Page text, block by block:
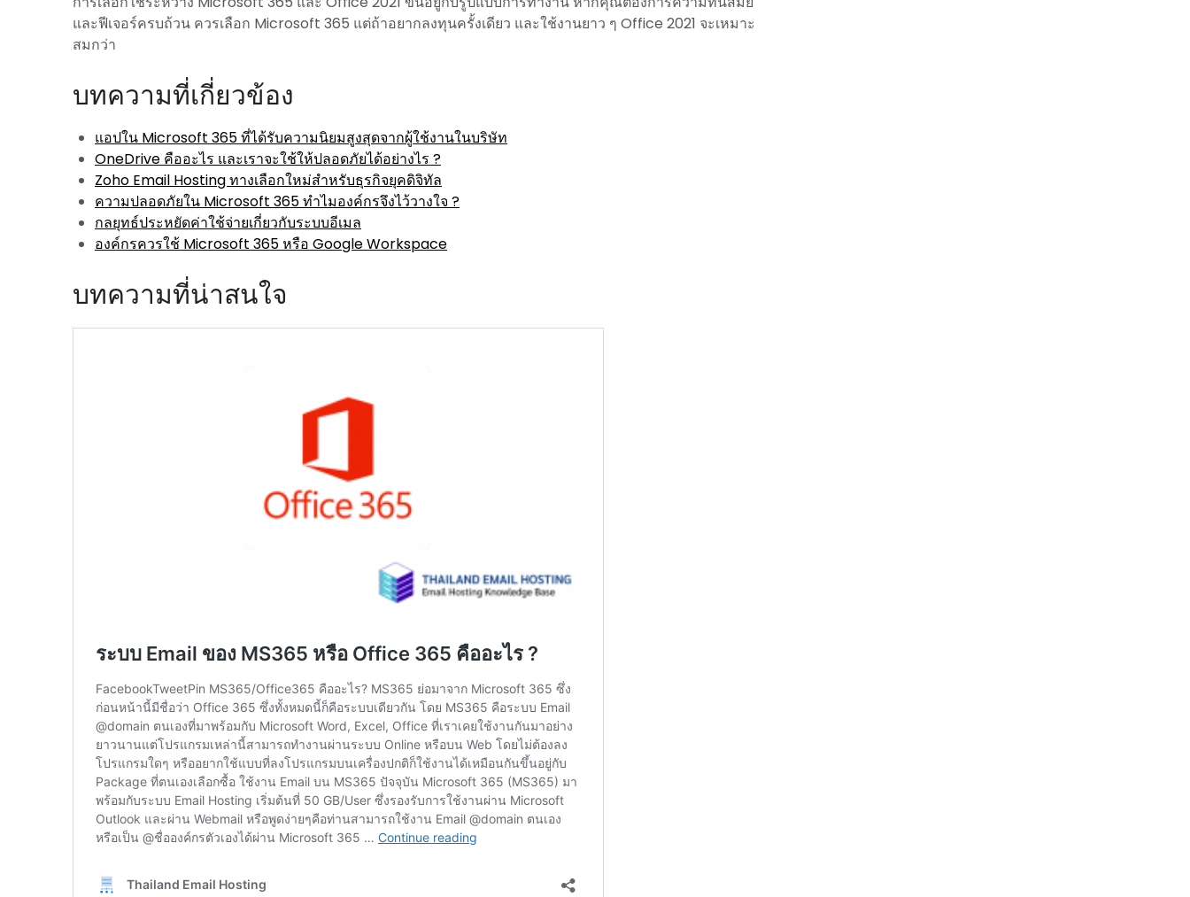
และฟีเจอร์ครบถ้วน ควรเลือก Microsoft 365 แต่ถ้าอยากลงทุนครั้งเดียว และใช้งานยาว ๆ Office 2021 จะเหมาะ
สมกว่า
บทความที่เกี่ยวข้อง
แอปใน Microsoft 365 ที่ได้รับความนิยมสูงสุดจากผู้ใช้งานในบริษัท
OneDrive คืออะไร และเราจะใช้ให้ปลอดภัยได้อย่างไร ?
Zoho Email Hosting ทางเลือกใหม่สำหรับธุรกิจยุคดิจิทัล
ความปลอดภัยใน Microsoft 365 ทำไมองค์กรจึงไว้วางใจ ?
กลยุทธ์ประหยัดค่าใช้จ่ายเกี่ยวกับระบบอีเมล
องค์กรควรใช้ Microsoft 365 หรือ Google Workspace
บทความที่น่าสนใจ